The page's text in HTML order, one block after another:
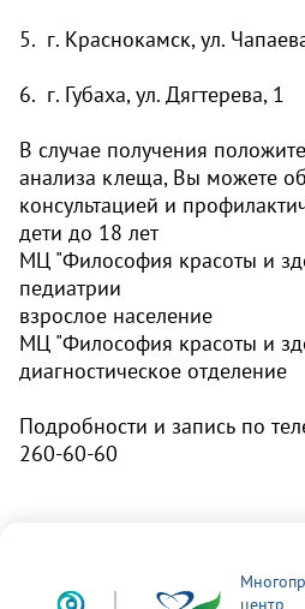
5. г. Краснокамск, ул.
6. г. Губаха, ул. Дягтерева, 1
В случае получения
анализа клеща, Вы можете
консультацией и
дети до 18 лет
МЦ "Философия красоты и
педиатрии
взрослое население
МЦ "Философия красоты и
диагностическое отделение
Подробности и запись по
260-60-60
центр